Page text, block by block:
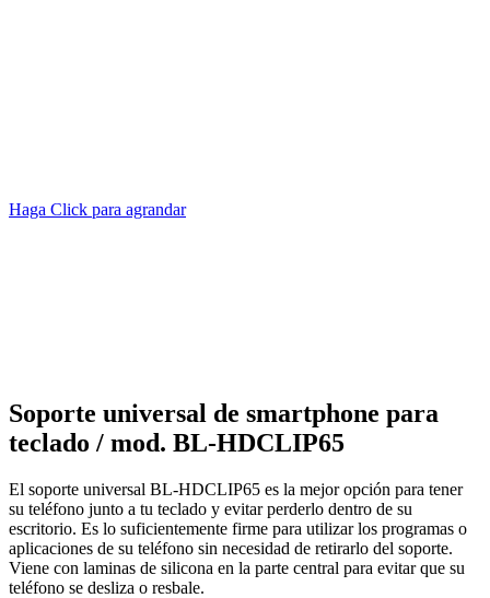
Haga Click para agrandar
Soporte universal de smartphone para
teclado / mod. BL-HDCLIP65
El soporte universal BL-HDCLIP65 es la mejor opción para tener
su teléfono junto a tu teclado y evitar perderlo dentro de su
escritorio. Es lo suficientemente firme para utilizar los programas o
aplicaciones de su teléfono sin necesidad de retirarlo del soporte.
Viene con laminas de silicona en la parte central para evitar que su
teléfono se desliza o resbale.